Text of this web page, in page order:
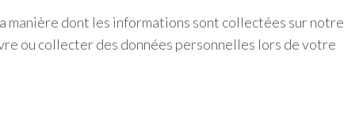
manière dont les informations sont collectées sur notre
ou collecter des données personnelles lors de votre